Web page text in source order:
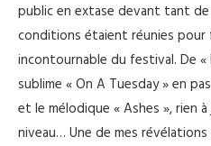
public en extase devant tant
conditions étaient réunies pour
incontournable du festival. De
sublime « On A Tuesday » en
et le mélodique « Ashes », rien
niveau… Une de mes